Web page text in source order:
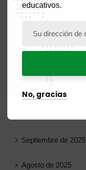
Noviembre de 2025
Septiembre de 2025
Agosto de 2025
educativos.
No, gracias